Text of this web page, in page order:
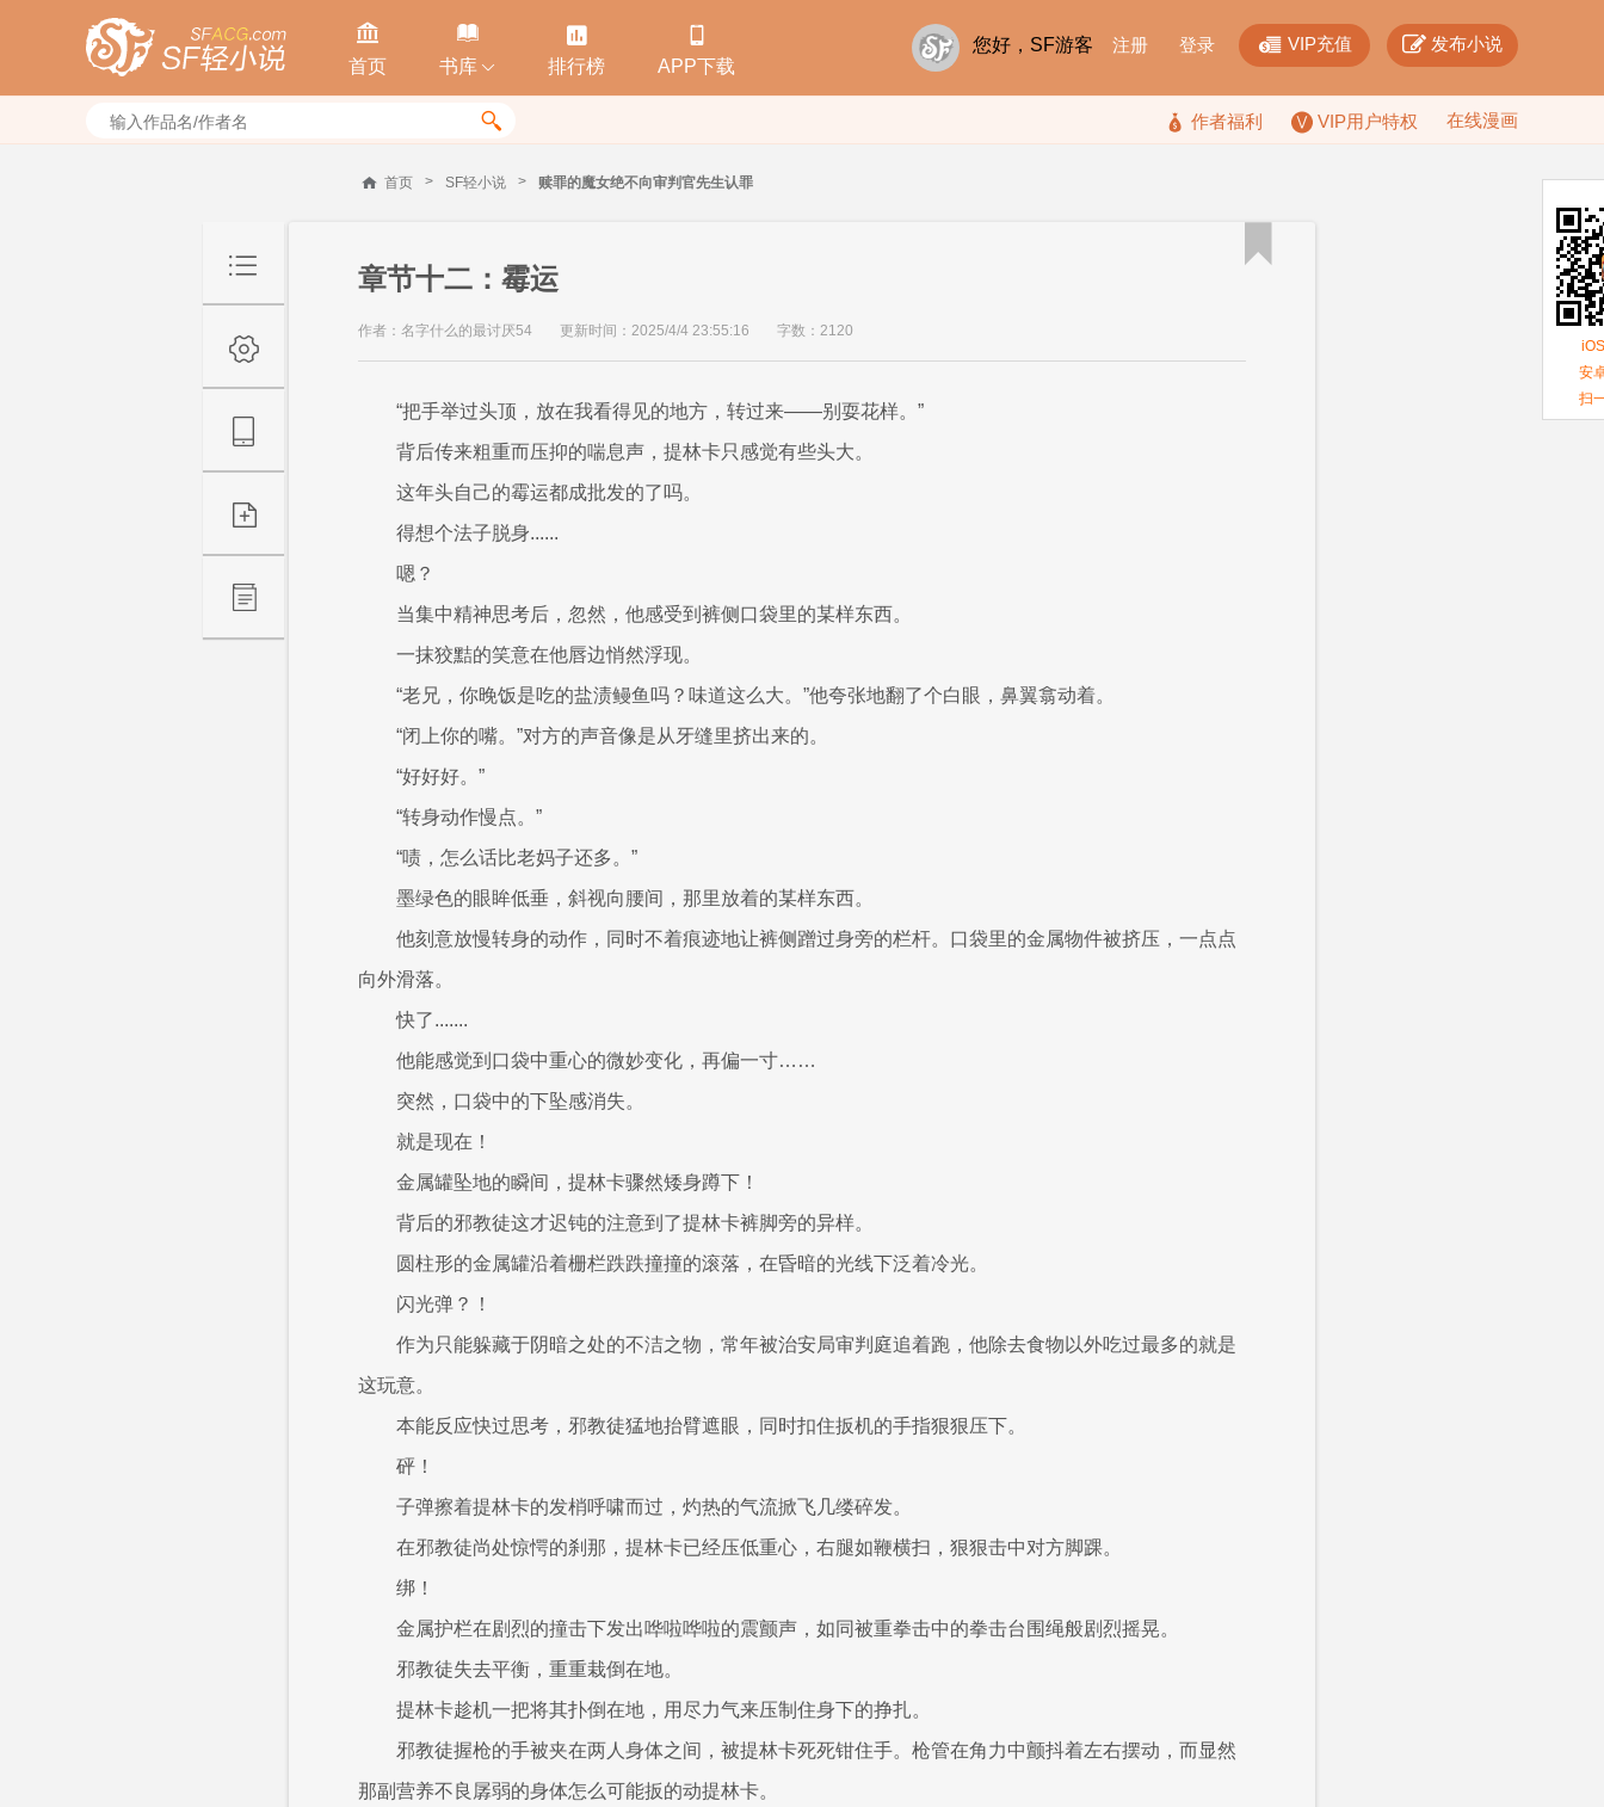

首页

书库 

排行榜

APP下载
您好，SF游客 注册 登录  VIP充值  发布小说
  作者福利 VIP用户特权 在线漫画
首页 > SF轻小说 > 赎罪的魔女绝不向审判官先生认罪
章节十二：霉运
作者：名字什么的最讨厌54 更新时间：2025/4/4 23:55:16 字数：2120
“把手举过头顶，放在我看得见的地方，转过来——别耍花样。”
背后传来粗重而压抑的喘息声，提林卡只感觉有些头大。
这年头自己的霉运都成批发的了吗。
得想个法子脱身......
嗯？
当集中精神思考后，忽然，他感受到裤侧口袋里的某样东西。
一抹狡黠的笑意在他唇边悄然浮现。
“老兄，你晚饭是吃的盐渍鳗鱼吗？味道这么大。”他夸张地翻了个白眼，鼻翼翕动着。
“闭上你的嘴。”对方的声音像是从牙缝里挤出来的。
“好好好。”
“转身动作慢点。”
“啧，怎么话比老妈子还多。”
墨绿色的眼眸低垂，斜视向腰间，那里放着的某样东西。
他刻意放慢转身的动作，同时不着痕迹地让裤侧蹭过身旁的栏杆。口袋里的金属物件被挤压，一点点
向外滑落。
快了.......
他能感觉到口袋中重心的微妙变化，再偏一寸……
突然，口袋中的下坠感消失。
就是现在！
金属罐坠地的瞬间，提林卡骤然矮身蹲下！
背后的邪教徒这才迟钝的注意到了提林卡裤脚旁的异样。
圆柱形的金属罐沿着栅栏跌跌撞撞的滚落，在昏暗的光线下泛着冷光。
闪光弹？！
作为只能躲藏于阴暗之处的不洁之物，常年被治安局审判庭追着跑，他除去食物以外吃过最多的就是
这玩意。
本能反应快过思考，邪教徒猛地抬臂遮眼，同时扣住扳机的手指狠狠压下。
砰！
子弹擦着提林卡的发梢呼啸而过，灼热的气流掀飞几缕碎发。
在邪教徒尚处惊愕的刹那，提林卡已经压低重心，右腿如鞭横扫，狠狠击中对方脚踝。
绑！
金属护栏在剧烈的撞击下发出哗啦哗啦的震颤声，如同被重拳击中的拳击台围绳般剧烈摇晃。
邪教徒失去平衡，重重栽倒在地。
提林卡趁机一把将其扑倒在地，用尽力气来压制住身下的挣扎。
邪教徒握枪的手被夹在两人身体之间，被提林卡死死钳住手。枪管在角力中颤抖着左右摆动，而显然
那副营养不良孱弱的身体怎么可能扳的动提林卡。

安
扫